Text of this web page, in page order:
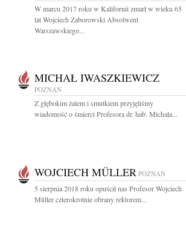
W marcu 2017 roku w Kalifornii zmarł w wieku 65
lat Wojciech Zaborowski Absolwent
Warszawskiego...
MICHAŁ IWASZKIEWICZ
POZNAŃ
Z głębokim żalem i smutkiem przyjęliśmy
wiadomość o śmierci Profesora dr. hab. Michała...
WOJCIECH MÜLLER POZNAŃ
5 sierpnia 2018 roku opuścił nas Profesor Wojciech
Müller czterokrotnie obrany rektorem...